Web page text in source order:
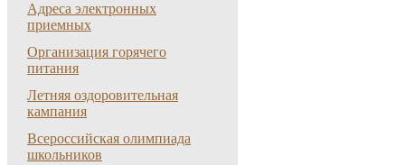
Адреса электронных
приемных
Организация горячего
питания
Летняя оздоровительная
кампания
Всероссийская олимпиада
школьников